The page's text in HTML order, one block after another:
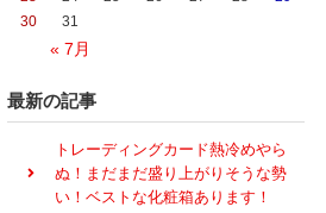
« 7月
30
31
最新の記事
トレーディングカード熱冷めやら
ぬ！まだまだ盛り上がりそうな勢
い！ベストな化粧箱あります！